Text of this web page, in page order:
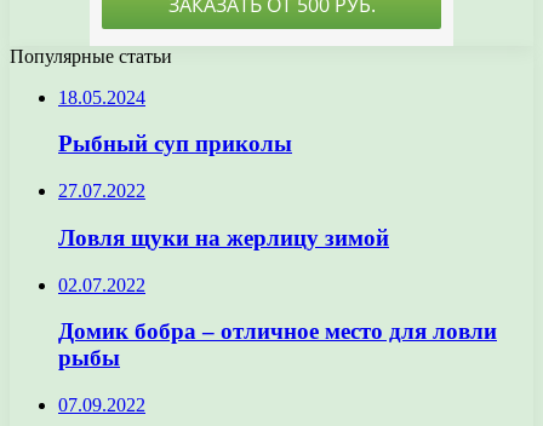
Популярные статьи
18.05.2024
Рыбный суп приколы
27.07.2022
Ловля щуки на жерлицу зимой
02.07.2022
Домик бобра – отличное место для ловли
рыбы
07.09.2022